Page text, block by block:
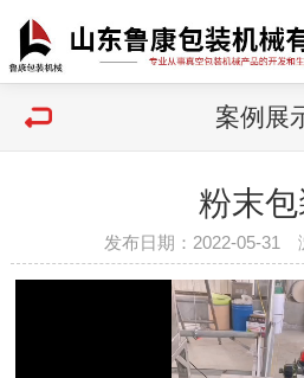
案例展
粉末包
发布日期：2022-05-31